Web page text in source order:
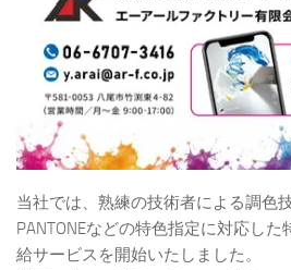
当社では、熟練の技術者による調色
PANTONEなどの特色指定に対応し
給サービスを開始いたしました。